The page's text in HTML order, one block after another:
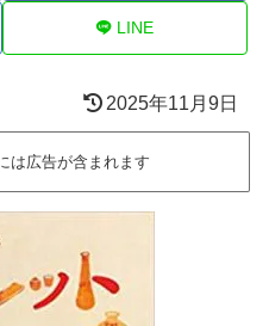
LINE
2025年11月9日
は広告が含まれます